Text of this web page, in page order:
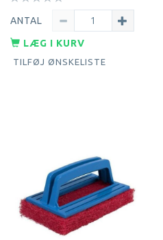
ANTAL
LÆG I KURV
TILFØJ ØNSKELISTE